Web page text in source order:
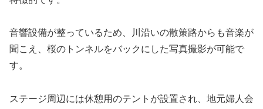
音響設備が整っているため、川沿いの散策路からも音楽が
聞こえ、桜のトンネルをバックにした写真撮影が可能で
す。
ステージ周辺には休憩用のテントが設置され、地元婦人会